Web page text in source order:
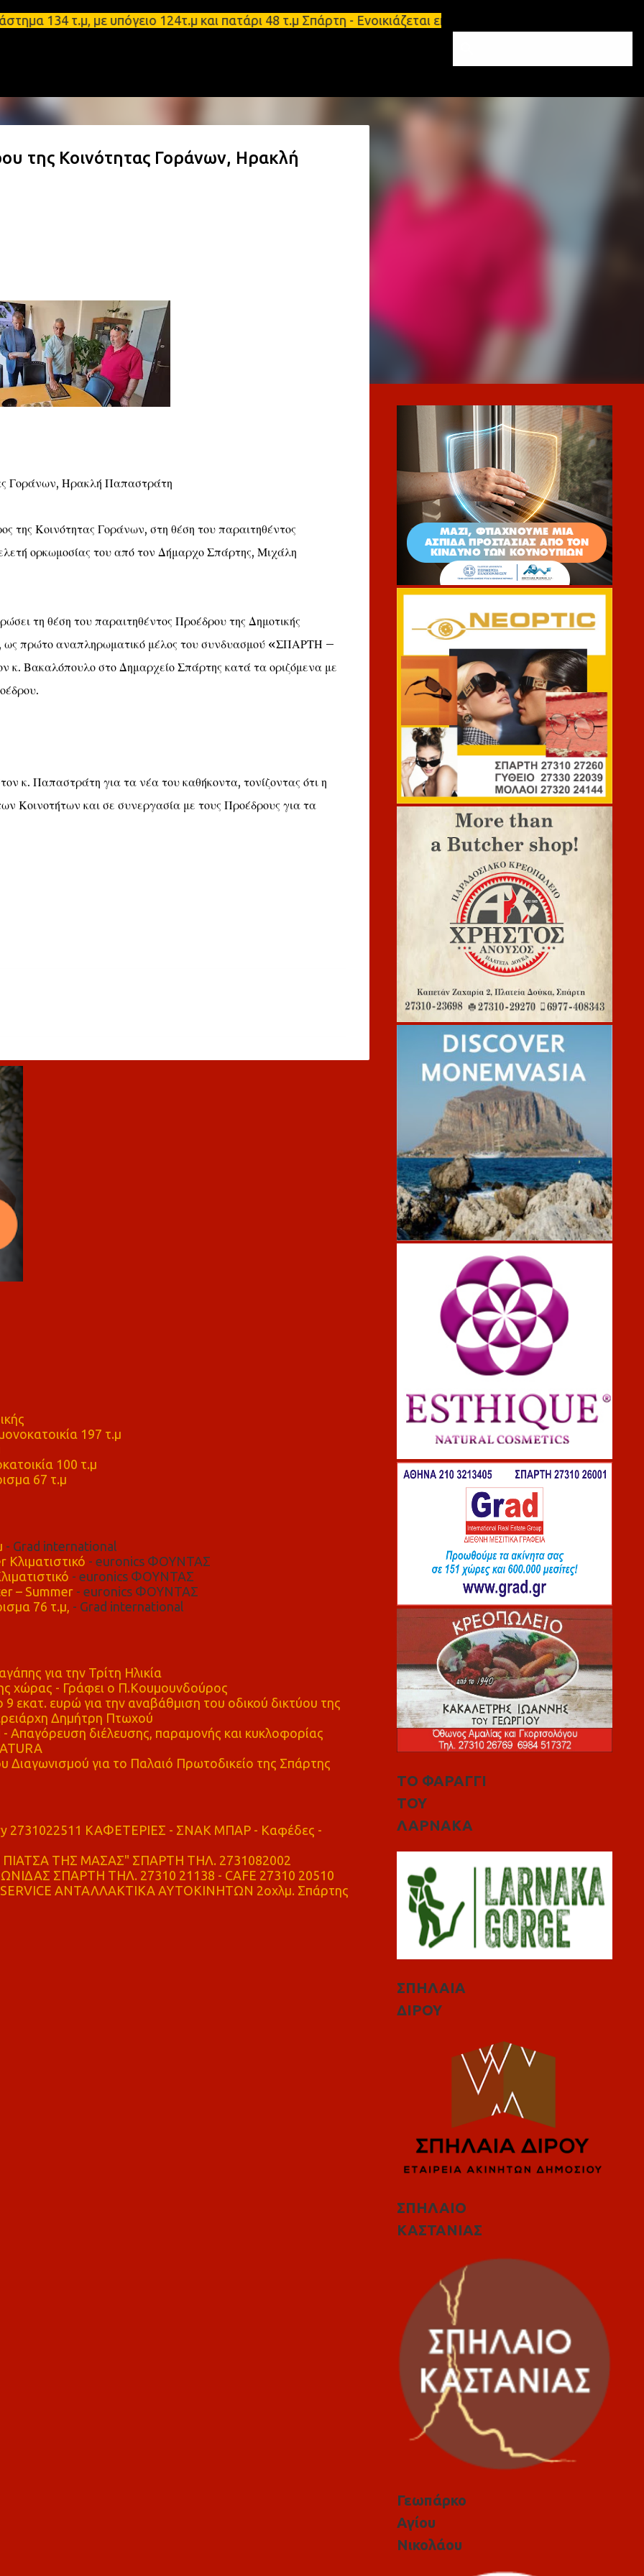
Μετάβαση στο κύριο περιεχόμενο
τ.μ, με υπόγειο 124τ.μ και πατάρι 48 τ.μ Σπάρτη - Ενοικιάζεται επιπλωμένο διαμέρισμα
της Κοινότητας Γοράνων, Ηρακλή
Γοράνων, Ηρακλή Παπαστράτη
της Κοινότητας Γοράνων, στη θέση του παραιτηθέντος
ορκωμοσίας του από τον Δήμαρχο Σπάρτης, Μιχάλη
τη θέση του παραιτηθέντος Προέδρου της Δημοτικής
ως πρώτο αναπληρωματικό μέλος του συνδυασμού «ΣΠΑΡΤΗ –
κ. Βακαλόπουλο στο Δημαρχείο Σπάρτης κατά τα οριζόμενα με
κ. Παπαστράτη για τα νέα του καθήκοντα, τονίζοντας ότι η
Κοινοτήτων και σε συνεργασία με τους Προέδρους για τα
197 τ.μ
100 τ.μ
67 τ.μ
- Grad international
- euronics ΦΟΥΝΤΑΣ
- euronics ΦΟΥΝΤΑΣ
– Summer- euronics ΦΟΥΝΤΑΣ
76 τ.μ, - Grad international
για την Τρίτη Ηλικία
χώρας - Γράφει ο Π.Κουμουνδούρος
9 εκατ. ευρώ για την αναβάθμιση του οδικού δικτύου της
Δημήτρη Πτωχού
διέλευσης, παραμονής και κυκλοφορίας
Διαγωνισμού για το Παλαιό Πρωτοδικείο της Σπάρτης
2731022511 ΚΑΦΕΤΕΡΙΕΣ - ΣΝΑΚ ΜΠΑΡ - Καφέδες -
ΤΗΣ ΜΑΣΑΣ" ΣΠΑΡΤΗ ΤΗΛ. 2731082002
ΣΠΑΡΤΗ ΤΗΛ. 27310 21138 - CAFE 27310 20510
ΑΝΤΑΛΛΑΚΤΙΚΑ ΑΥΤΟΚΙΝΗΤΩΝ 2οχλμ. Σπάρτης
ΤΟ ΦΑΡΑΓΓΙ
ΤΟΥ
ΛΑΡΝΑΚΑ
ΣΠΗΛΑΙΑ
ΔΙΡΟΥ
ΣΠΗΛΑΙΟ
ΚΑΣΤΑΝΙΑΣ
Γεωπάρκο
Αγίου
Νικολάου